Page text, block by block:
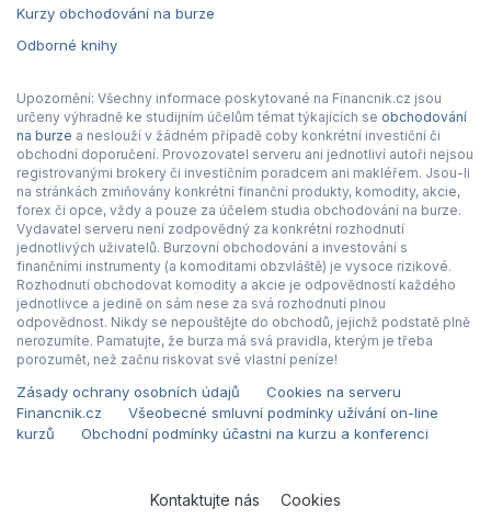
Kurzy obchodování na burze
Odborné knihy
Upozornění: Všechny informace poskytované na Financnik.cz jsou
určeny výhradně ke studijním účelům témat týkajících se obchodování
na burze a neslouží v žádném případě coby konkrétní investiční či
obchodní doporučení. Provozovatel serveru ani jednotliví autoři nejsou
registrovanými brokery či investičním poradcem ani makléřem. Jsou-li
na stránkách zmiňovány konkrétní finanční produkty, komodity, akcie,
forex či opce, vždy a pouze za účelem studia obchodování na burze.
Vydavatel serveru není zodpovědný za konkrétní rozhodnutí
jednotlivých uživatelů. Burzovní obchodování a investování s
finančními instrumenty (a komoditami obzvláště) je vysoce rizikové.
Rozhodnutí obchodovat komodity a akcie je odpovědností každého
jednotlivce a jedině on sám nese za svá rozhodnutí plnou
odpovědnost. Nikdy se nepouštějte do obchodů, jejichž podstatě plně
nerozumíte. Pamatujte, že burza má svá pravidla, kterým je třeba
porozumět, než začnu riskovat své vlastní peníze!
Zásady ochrany osobních údajů
Cookies na serveru
Financnik.cz
Všeobecné smluvní podmínky užívání on-line
kurzů
Obchodní podmínky účastni na kurzu a konferenci
Kontaktujte nás Cookies